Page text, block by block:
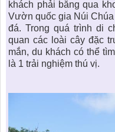
khách phải băng qua
Vườn quốc gia Núi
đá. Trong quá trình di
quan các loài cây đặc
mắn, du khách có thể
là 1 trải nghiệm thú vị.